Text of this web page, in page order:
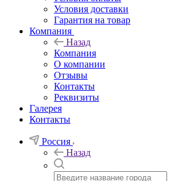
Условия доставки
Гарантия на товар
Компания
Назад
Компания
О компании
Отзывы
Контакты
Реквизиты
Галерея
Контакты
Россия
Назад